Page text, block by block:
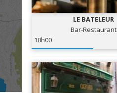
LE BATELEUR
Bar-Restaurant
10h00